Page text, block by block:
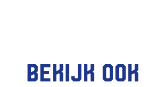
Bekijk ook